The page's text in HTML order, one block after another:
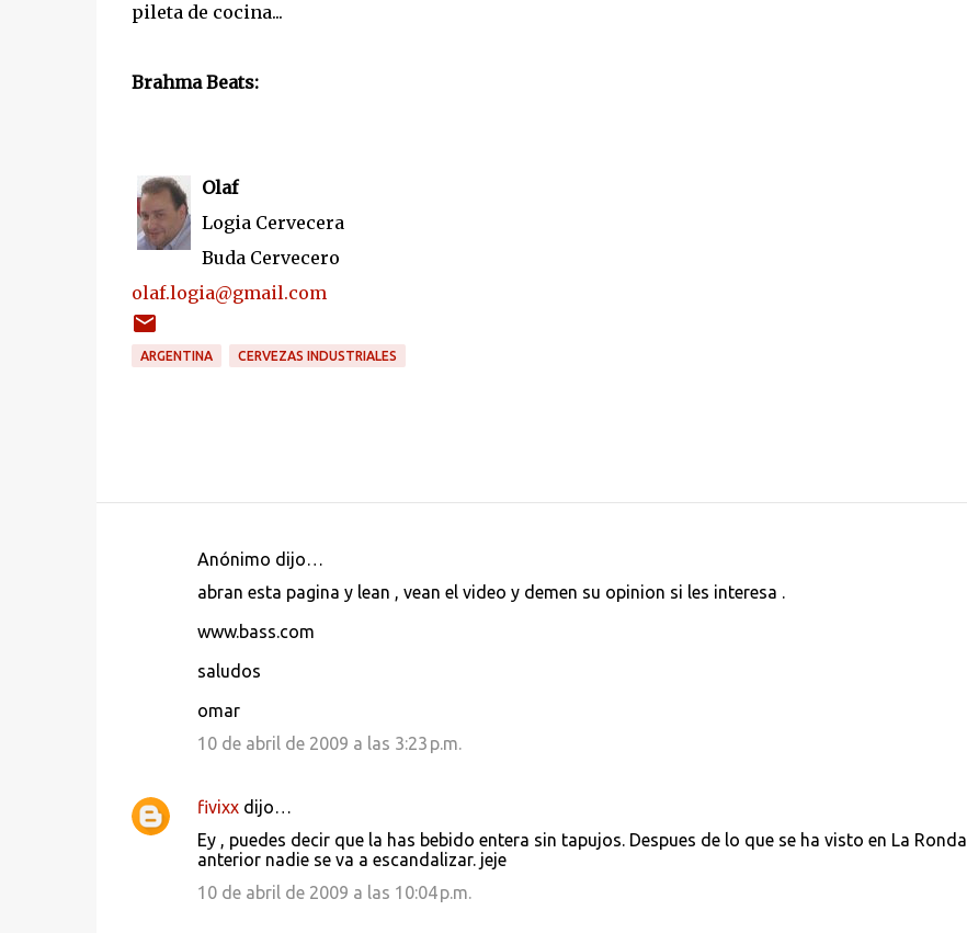
pileta de cocina...
Brahma Beats:
Olaf
Logia Cervecera
Buda Cervecero
olaf.logia@gmail.com
ARGENTINA CERVEZAS INDUSTRIALES
i
Anónimo dijo…
abran esta pagina y lean , vean el video y demen su opinion si les interesa .
www.bass.com
saludos
omar
10 de abril de 2009 a las 3:23 p.m.
fivixxdijo…
Ey , puedes decir que la has bebido entera sin tapujos. Despues de lo que se ha visto en La Ronda
anterior nadie se va a escandalizar. jeje
10 de abril de 2009 a las 10:04 p.m.